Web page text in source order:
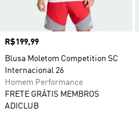
Preço
R$199,99
Blusa Moletom Competition SC
Internacional 26
Homem Performance
FRETE GRÁTIS MEMBROS
ADICLUB